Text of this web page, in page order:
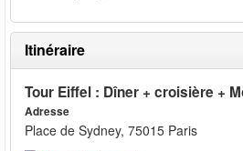
Itinéraire
Tour Eiffel : Dîner + croisière +
Adresse
Place de Sydney, 75015 Paris